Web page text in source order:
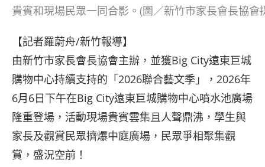
貴賓和現場民眾一同合影。(圖／新竹市家長會長協會
【記者羅蔚舟/新竹報導】
由新竹市家長會長協會主辦，並獲Big City遠東巨城
購物中心持續支持的「2026聯合藝文季」，2026年
6月6日下午在Big City遠東巨城購物中心噴水池廣場
隆重登場，活動現場貴賓雲集且人聲鼎沸，學生與
家長及觀賞民眾擠爆中庭廣場，民眾爭相聚集觀
賞，盛況空前！